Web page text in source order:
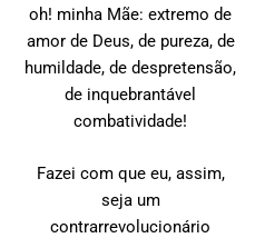
oh! minha Mãe: extremo de
amor de Deus, de pureza, de
humildade, de despretensão,
de inquebrantável
combatividade!
Fazei com que eu, assim,
seja um
contrarrevolucionário